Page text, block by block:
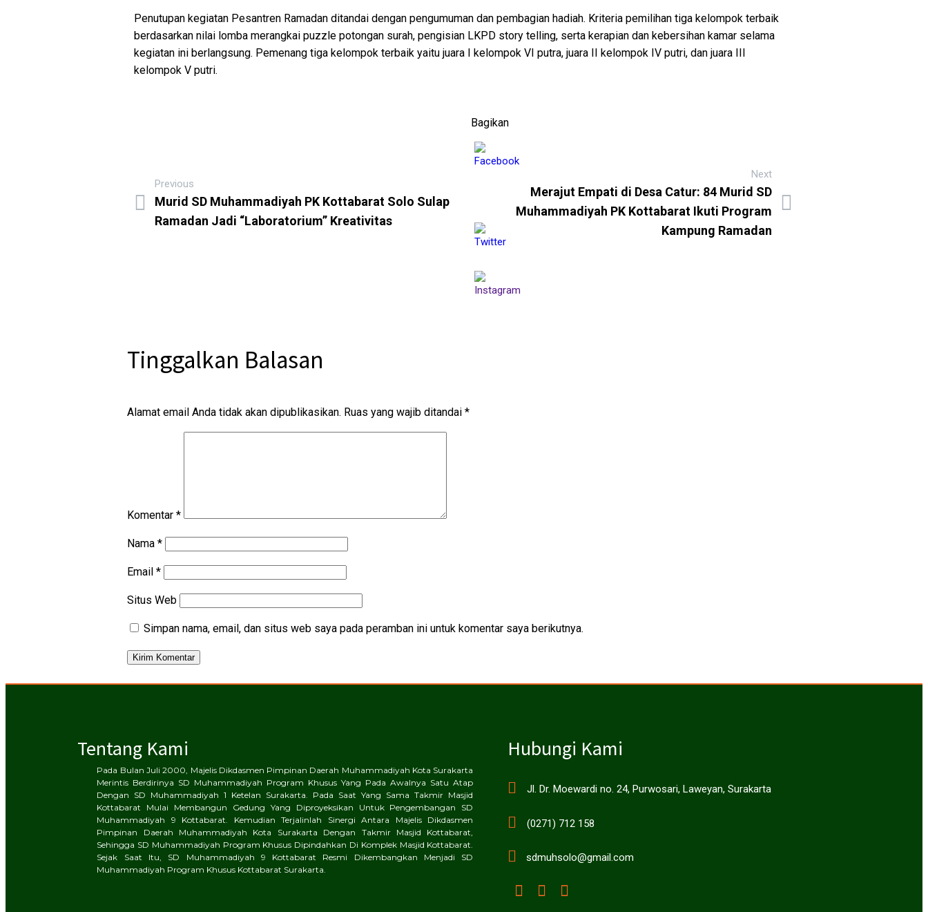
Penutupan kegiatan Pesantren Ramadan ditandai dengan pengumuman dan pembagian hadiah. Kriteria pemilihan tiga kelompok terbaik
berdasarkan nilai lomba merangkai puzzle potongan surah, pengisian LKPD story telling, serta kerapian dan kebersihan kamar selama
kegiatan ini berlangsung. Pemenang tiga kelompok terbaik yaitu juara I kelompok VI putra, juara II kelompok IV putri, dan juara III
kelompok V putri.
Bagikan
Previous
Murid SD Muhammadiyah PK Kottabarat Solo Sulap
Ramadan Jadi “Laboratorium” Kreativitas
Next
Merajut Empati di Desa Catur: 84 Murid SD
Muhammadiyah PK Kottabarat Ikuti Program
Kampung Ramadan
Tinggalkan Balasan
Alamat email Anda tidak akan dipublikasikan. Ruas yang wajib ditandai *
Komentar *
Nama *
Email *
Situs Web
Simpan nama, email, dan situs web saya pada peramban ini untuk komentar saya berikutnya.
Tentang Kami
Pada Bulan Juli 2000, Majelis Dikdasmen Pimpinan Daerah Muhammadiyah Kota Surakarta
Merintis Berdirinya SD Muhammadiyah Program Khusus Yang Pada Awalnya Satu Atap
Dengan SD Muhammadiyah 1 Ketelan Surakarta. Pada Saat Yang Sama Takmir Masjid
Kottabarat Mulai Membangun Gedung Yang Diproyeksikan Untuk Pengembangan SD
Muhammadiyah 9 Kottabarat. Kemudian Terjalinlah Sinergi Antara Majelis Dikdasmen
Pimpinan Daerah Muhammadiyah Kota Surakarta Dengan Takmir Masjid Kottabarat,
Sehingga SD Muhammadiyah Program Khusus Dipindahkan Di Komplek Masjid Kottabarat.
Sejak Saat Itu, SD Muhammadiyah 9 Kottabarat Resmi Dikembangkan Menjadi SD
Muhammadiyah Program Khusus Kottabarat Surakarta.
Hubungi Kami
Jl. Dr. Moewardi no. 24, Purwosari, Laweyan, Surakarta
(0271) 712 158
sdmuhsolo@gmail.com